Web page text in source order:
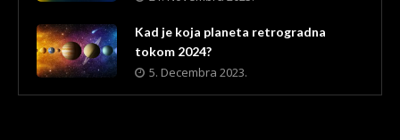
Kad je koja planeta retrogradna
tokom 2024?
5. Decembra 2023.